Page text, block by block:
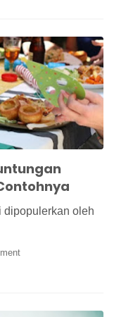
dipopulerkan oleh